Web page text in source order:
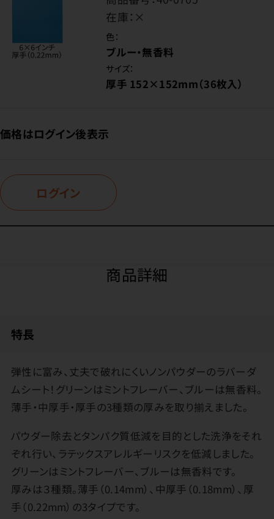
在庫： ×
色：
ブルー・無香料
サイズ：
厚手 152×152mm（36枚入）
価格はログイン後表示
ログイン
商品詳細
特長
弾性に富み、丈夫で破れにくいノンパウダーのラバーダ
ムシート！グリーンはミントフレーバー、ブルーは無香料。
薄手・中厚手・厚手の3種類の厚みを取り揃えました。
パウダー除去とタンパク質低減を目的とした洗浄をそれ
ぞれ行い、ラテックスアレルギーリスクを低減しました。
グリーンはミントフレーバー、ブルーは無香料です。
厚みは３種類。薄手（0.14mm）、中厚手（0.18mm）、厚
手（0.22mm）の3タイプです。